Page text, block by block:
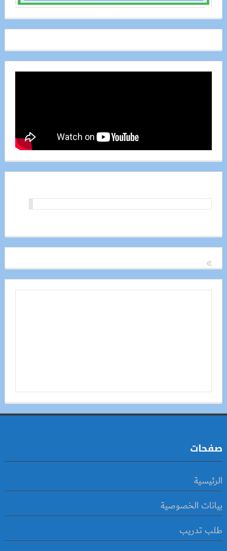
صفحات
الرئيسية
بيانات الخصوصية
طلب تدريب